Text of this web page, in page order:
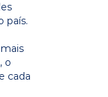
país.
o
cada